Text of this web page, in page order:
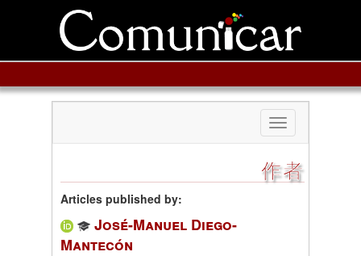
Toggle
navigation
作者
Articles published by:
José-Manuel Diego-
Mantecón